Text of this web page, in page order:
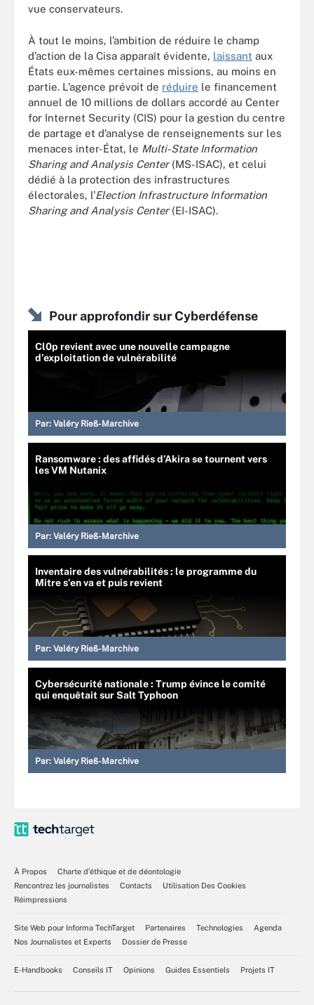
vue conservateurs.
À tout le moins, l’ambition de réduire le champ
d’action de la Cisa apparaît évidente, laissant aux
États eux-mêmes certaines missions, au moins en
partie. L’agence prévoit de réduire le financement
annuel de 10 millions de dollars accordé au Center
for Internet Security (CIS) pour la gestion du centre
de partage et d’analyse de renseignements sur les
menaces inter-État, le Multi-State Information
Sharing and Analysis Center(MS-ISAC), et celui
dédié à la protection des infrastructures
électorales, l’Election Infrastructure Information
Sharing and Analysis Center(EI-ISAC).
Pour approfondir sur Cyberdéfense
Cl0p revient avec une nouvelle campagne
d’exploitation de vulnérabilité
Par: Valéry Rieß-Marchive
Ransomware : des affidés d’Akira se tournent vers
les VM Nutanix
Par: Valéry Rieß-Marchive
Inventaire des vulnérabilités : le programme du
Mitre s’en va et puis revient
Par: Valéry Rieß-Marchive
Cybersécurité nationale : Trump évince le comité
qui enquêtait sur Salt Typhoon
Par: Valéry Rieß-Marchive
À Propos
Charte d’éthique et de déontologie
Rencontrez les journalistes
Contacts
Utilisation Des Cookies
Réimpressions
Site Web pour Informa TechTarget Partenaires Technologies
Agenda
Nos Journalistes et Experts
Dossier de Presse
E-Handbooks Conseils IT Opinions Guides Essentiels Projets IT